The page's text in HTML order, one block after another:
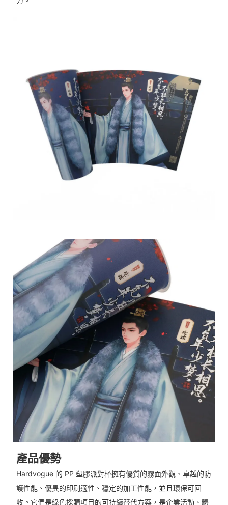
產品優勢
Hardvogue 的 PP 塑膠派對杯擁有優質的霧面外觀、卓越的防
護性能、優異的印刷適性、穩定的加工性能，並且環保可回
收。它們是綠色採購項目的可持續替代方案，是企業活動、體